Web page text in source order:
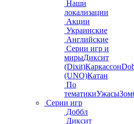
Наши
локализации
Акции
Украинские
Английские
Серии игр и
мирыДиксит
(Dixit)Каркассон
(UNO)Катан
По
тематикиУжасы
Серии игр
Доббл
Диксит